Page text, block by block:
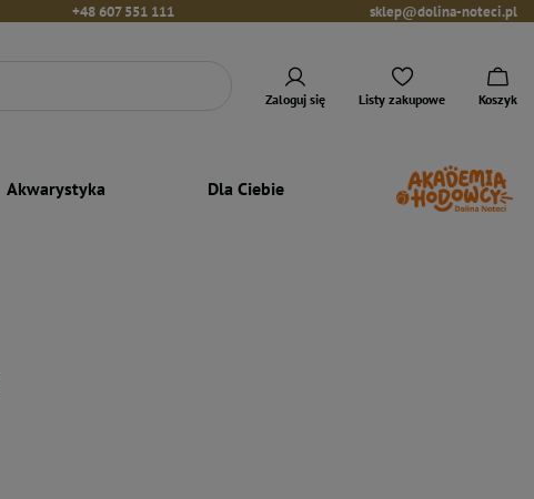
+48 607 551 111 sklep@dolina-noteci.pl
Zaloguj się Listy zakupowe Koszyk
Akwarystyka Dla Ciebie